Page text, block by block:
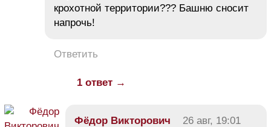
крохотной территории??? Башню сносит
напрочь!
Ответить
1 ответ →
Фёдор Викторович
26 авг, 19:01